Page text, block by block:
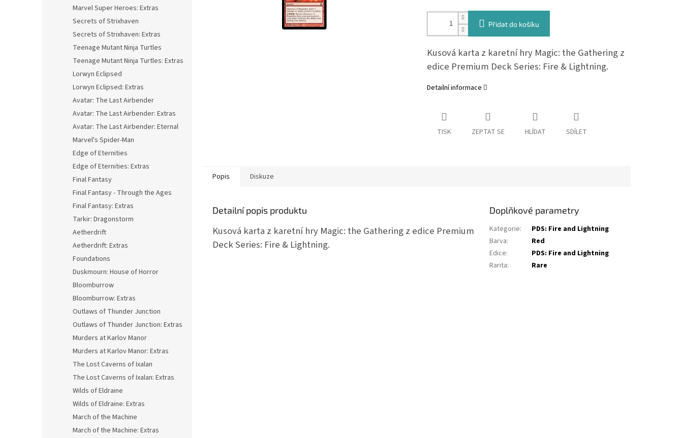
Marvel Super Heroes: Extras
Secrets of Strixhaven
Secrets of Strixhaven: Extras
Teenage Mutant Ninja Turtles
Teenage Mutant Ninja Turtles: Extras
Lorwyn Eclipsed
Lorwyn Eclipsed: Extras
Avatar: The Last Airbender
Avatar: The Last Airbender: Extras
Avatar: The Last Airbender: Eternal
Marvel's Spider-Man
Edge of Eternities
Edge of Eternities: Extras
Final Fantasy
Final Fantasy - Through the Ages
Final Fantasy: Extras
Tarkir: Dragonstorm
Aetherdrift
Aetherdrift: Extras
Foundations
Duskmourn: House of Horror
Bloomburrow
Bloomburrow: Extras
Outlaws of Thunder Junction
Outlaws of Thunder Junction: Extras
Murders at Karlov Manor
Murders at Karlov Manor: Extras
The Lost Caverns of Ixalan
The Lost Caverns of Ixalan: Extras
Wilds of Eldraine
Wilds of Eldraine: Extras
March of the Machine
March of the Machine: Extras
Přidat do košíku
Kusová karta z karetní hry Magic: the Gathering z
edice Premium Deck Series: Fire & Lightning.
Detailní informace
TISK ZEPTAT SE HLÍDAT SDÍLET
Popis Diskuze
Detailní popis produktu
Kusová karta z karetní hry Magic: the Gathering z edice Premium
Deck Series: Fire & Lightning.
Doplňkové parametry
Kategorie:
PDS: Fire and Lightning
Barva:
Red
Edice:
PDS: Fire and Lightning
Rarita: Rare